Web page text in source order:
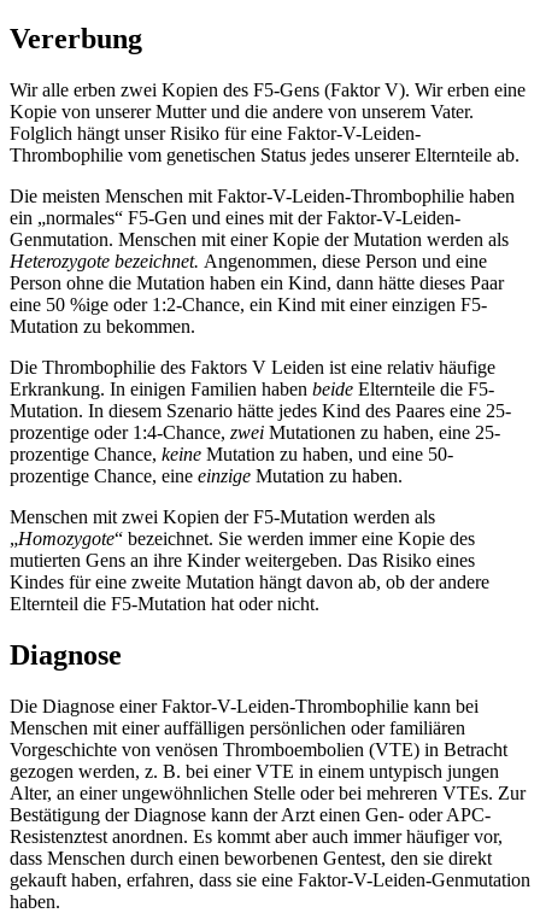
Vererbung
Wir alle erben zwei Kopien des F5-Gens (Faktor V). Wir erben eine
Kopie von unserer Mutter und die andere von unserem Vater.
Folglich hängt unser Risiko für eine Faktor-V-Leiden-
Thrombophilie vom genetischen Status jedes unserer Elternteile ab.
Die meisten Menschen mit Faktor-V-Leiden-Thrombophilie haben
ein „normales“ F5-Gen und eines mit der Faktor-V-Leiden-
Genmutation. Menschen mit einer Kopie der Mutation werden als
Heterozygote bezeichnet. Angenommen, diese Person und eine
Person ohne die Mutation haben ein Kind, dann hätte dieses Paar
eine 50 %ige oder 1:2-Chance, ein Kind mit einer einzigen F5-
Mutation zu bekommen.
Die Thrombophilie des Faktors V Leiden ist eine relativ häufige
Erkrankung. In einigen Familien haben beide Elternteile die F5-
Mutation. In diesem Szenario hätte jedes Kind des Paares eine 25-
prozentige oder 1:4-Chance, zwei Mutationen zu haben, eine 25-
prozentige Chance, keine Mutation zu haben, und eine 50-
prozentige Chance, eine einzige Mutation zu haben.
Menschen mit zwei Kopien der F5-Mutation werden als
„Homozygote“ bezeichnet. Sie werden immer eine Kopie des
mutierten Gens an ihre Kinder weitergeben. Das Risiko eines
Kindes für eine zweite Mutation hängt davon ab, ob der andere
Elternteil die F5-Mutation hat oder nicht.
Diagnose
Die Diagnose einer Faktor-V-Leiden-Thrombophilie kann bei
Menschen mit einer auffälligen persönlichen oder familiären
Vorgeschichte von venösen Thromboembolien (VTE) in Betracht
gezogen werden, z. B. bei einer VTE in einem untypisch jungen
Alter, an einer ungewöhnlichen Stelle oder bei mehreren VTEs. Zur
Bestätigung der Diagnose kann der Arzt einen Gen- oder APC-
Resistenztest anordnen. Es kommt aber auch immer häufiger vor,
dass Menschen durch einen beworbenen Gentest, den sie direkt
gekauft haben, erfahren, dass sie eine Faktor-V-Leiden-Genmutation
haben.